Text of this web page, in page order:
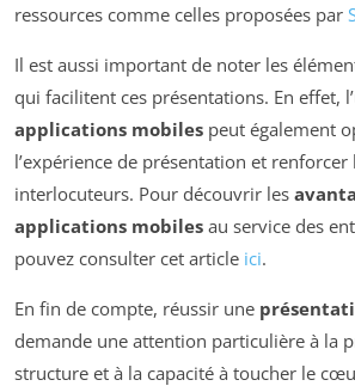
ressources comme celles proposées par
Il est aussi important de noter les
qui facilitent ces présentations. En effet,
applications mobiles peut également
l’expérience de présentation et renforcer
interlocuteurs. Pour découvrir les
applications mobiles au service des
pouvez consulter cet article ici.
En fin de compte, réussir une
demande une attention particulière à la
structure et à la capacité à toucher le